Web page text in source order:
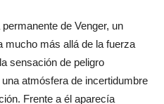
de Venger, un
mucho más allá de la fuerza
sensación de peligro
atmósfera de incertidumbre
Frente a él aparecía